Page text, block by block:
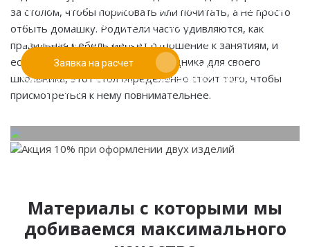
за столом, чтобы порисовать или почитать, а не просто
отбыть домашку. Родители часто удивляются, как
правильная мебель меняет отношение к занятиям, и
если вы ищете надежного помощника для своего
школьника, этот стол определённо стоит того, чтобы
присмотреться к нему повнимательнее.
Если у вас есть эскиз то вы можете отправить его
нам для предварительной оценки
Заявка на расчет
При заказе от двух изделий
действует скидка до 10%
Работаем только по индивидуальным проектам.
Адаптируем лучшие идеи дизайнеров под Ваши
потребности.
Материалы с которыми мы
добиваемся максимального